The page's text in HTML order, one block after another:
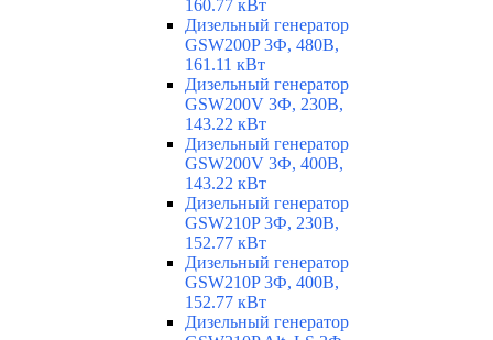
160.77 кВт
Дизельный генератор
GSW200P 3Ф, 480В,
161.11 кВт
Дизельный генератор
GSW200V 3Ф, 230В,
143.22 кВт
Дизельный генератор
GSW200V 3Ф, 400В,
143.22 кВт
Дизельный генератор
GSW210P 3Ф, 230В,
152.77 кВт
Дизельный генератор
GSW210P 3Ф, 400В,
152.77 кВт
Дизельный генератор